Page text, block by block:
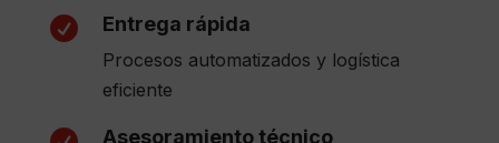
 Entrega rápida
Procesos automatizados y logística
eficiente
Asesoramiento técnico